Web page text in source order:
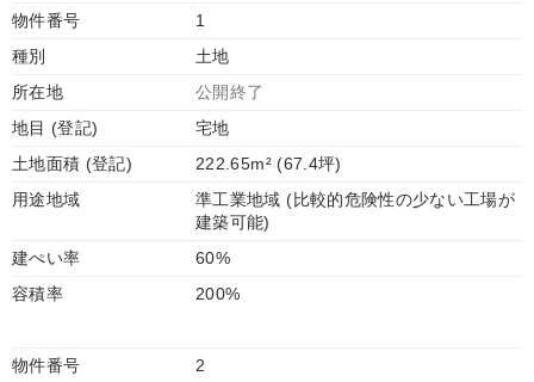
物件番号
1
種別
土地
所在地
公開終了
地目 (登記)
宅地
土地面積 (登記)
222.65m² (67.4坪)
用途地域
準工業地域 (比較的危険性の少ない工場が
建築可能)
建ぺい率
60%
容積率
200%
物件番号
2